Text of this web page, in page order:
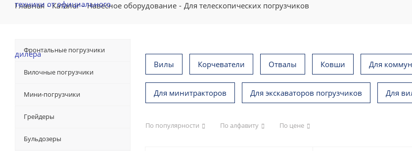
Главная - Каталог - Навесное оборудование - Для телескопических погрузчиков
Вилы Корчеватели Отвалы Ковши Для
Для минитракторов Для экскаваторов погрузчиков Для
По популярности По алфавиту По цене
Фронтальные погрузчики
Вилочные погрузчики
Мини-погрузчики
Грейдеры
Бульдозеры